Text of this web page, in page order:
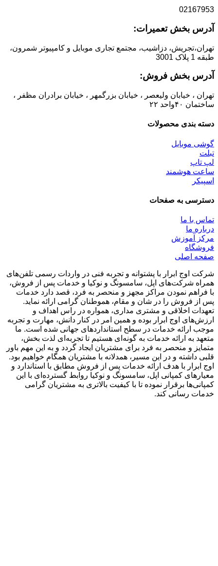
02167953
آدرس بخش تعمیرات:
تهران،تجریش، دزاشیب، مجتمع تجاری موبایل و کامپیوتر شمرون،
طبقه 1 پلاک 3001
آدرس بخش فروش:
تهران ، خیابان ولیعصر ، خیابان بزرگمهر ، خیابان برادران مظفر ،
ساختمان ۴۰واحد ۲۲
دسته بندی محصولات
گوشی موبایل
تبلت
لپ تاپ
ساعت هوشمند
اسپیکر
دسترسی به صفحات
تماس با ما
درباره ما
مرکز آموزش
فروشگاه
صفحه اصلی
شرکت اوج ابرار با پشتوانه و تجربه فنی در واردات رسمی تلفن‌های
همراه شرکت‌های اپل، سامسونگ و نوکیا و خدمات پس از فروش،
با فراهم نمودن مراکز مجهز و منحصر به فرد، قصد دارد خدمات
پس از فروش را در شان و مقام، هموطنان گرامی ارائه نماید.
تعهدات اخلاقی و مشتری مداری، همواره در راس اهداف و
ارزش‌های اوج ابرار بوده و همین امر در کنار دانش، مهارت و تجربه
موجب ارائه خدمات در سطح استاندارد‌های جهانی شده است. ما
متعهد به ارائه خدمات به گونه‌ای هستیم تا تجربه‌ای لذت بخش،
متمایز و منحصر به فرد برای مشتریان ایجاد گردد و به این مهم باور
قلبی داشته و در این مسیر، همدلانه با مشتریان همگام خواهیم بود.
اوج ابرار با هدف ارائه خدمات پس از فروش مطابق با استاندارد و
معیارهای کمپانی اپل، سامسونگ و نوکیا روابط گسترده‌ای با این
کمپانی‌ها برقرار نموده تا با کیفیت بالاتری به مشتریان گرامی
خدمات رسانی کند.